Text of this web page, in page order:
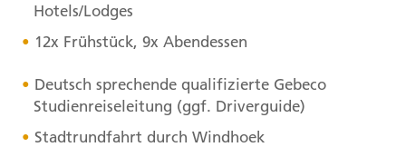
Hotels/Lodges
12x Frühstück, 9x Abendessen
Deutsch sprechende qualifizierte Gebeco
Studienreiseleitung (ggf. Driverguide)
Stadtrundfahrt durch Windhoek